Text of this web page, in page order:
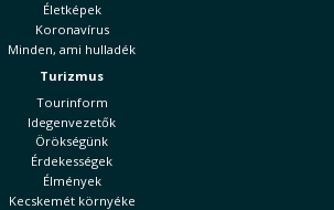
Életképek
Koronavírus
Minden, ami hulladék
Turizmus
Tourinform
Idegenvezetők
Örökségünk
Érdekességek
Élmények
Kecskemét környéke